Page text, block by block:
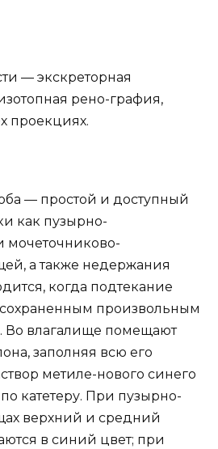
— экскреторная
рено-графия,
проекциях.
— простой и доступный
как пузырно-
мочеточниково-
а также недержания
когда подтекание
сохраненным произвольным
Во влагалище помещают
заполняя всю его
метиле-нового синего
катетеру. При пузырно-
верхний и средний
в синий цвет; при